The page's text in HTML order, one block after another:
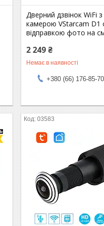
Дверний дзвінок WiFi з
камерою VStarcam D1
відправкою фото на
2 249 ₴
Немає в наявності
+380 (66) 176-85-70
03583